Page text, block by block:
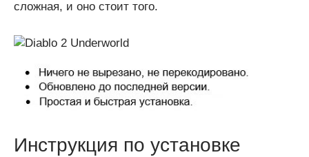
сложная, и оно стоит того.
Инструкция по установке